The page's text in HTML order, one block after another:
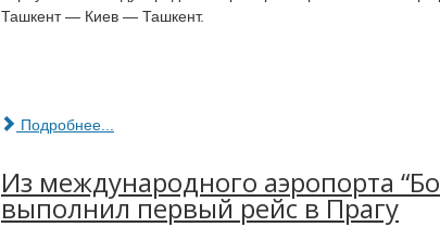
Ташкент — Киев — Ташкент.
Подробнее...
Из международного аэропорта
выполнил первый рейс в Прагу